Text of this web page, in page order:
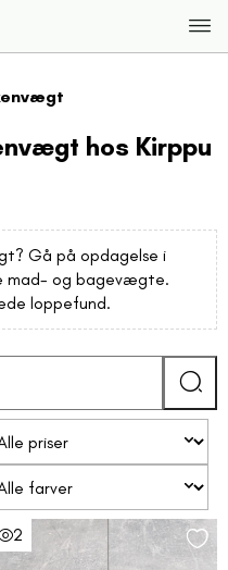
hos Kirppu
Gå på opdagelse i
mad- og bagevægte.
loppefund.
2